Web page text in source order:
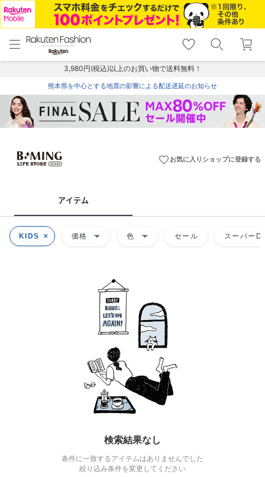
menu home
トップ
shopping_cart lock_outline
ログイン
3,980円(税込)以上のお買い物で送料無料！
熊本県を中心とする地震の影響による配送遅延のお知らせ
favorite_borderお気に入りショップに登録する
アイテム
KIDS 価格 arrow_drop_down 色 arrow_drop_down セール スーパー
検索結果なし
条件に一致するアイテムはありませんでした
絞り込み条件を変更してください